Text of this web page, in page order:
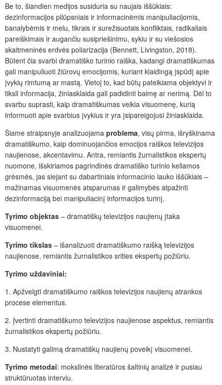
Be to, šiandien medijos susiduria su naujais iššūkiais:
dezinformacijos pliūpsniais ir informacinėmis manipuliacijomis,
banalybėmis ir melu, tikrais ir surežisuotais konfliktais, radikaliais
pareiškimais ir augančiu susipriešinimu, sykiu ir su viešosios
skaitmeninės erdvės poliarizacija (Bennett, Livingston, 2018).
Būtent čia svarbi dramatiško turinio raiška, kadangi dramatiškumas
gali manipuliuoti žiūrovų emocijomis, kuriant klaidingą įspūdį apie
įvykių rimtumą ar mastą. Vietoj to, kad būtų pateikiama objektyvi ir
tiksli informacija, žiniasklaida gali padidinti baimę ar nerimą. Dėl to
svarbu suprasti, kaip dramatiškumas veikia visuomenę, kurią
informuoti apie svarbius įvykius ir yra įsipareigojusi žiniasklaida.
Šiame straipsnyje analizuojama problema, visų pirma, išryškinama
dramatiškumo, kaip dominuojančios emocijos raiškos televizijos
naujienose, akcentavimu. Antra, remiantis žurnalistikos ekspertų
nuomone, išskiriamos pagrindinės dramatiško turinio keliamos
grėsmės, jas siejant su dabartiniais informacinio lauko iššūkiais –
mažinamas visuomenės atsparumas ir galimybės atpažinti
dezinformaciją bei manipuliacinį informacijos turinį.
Tyrimo objektas – dramatiškų televizijos naujienų įtaka
visuomenei.
Tyrimo tikslas – išanalizuoti dramatiškumo raišką televizijos
naujienose, remiantis žurnalistikos srities ekspertų požiūriu.
Tyrimo uždaviniai:
1. Apžvelgti dramatiškumo raiškos televizijos naujienų atrankos
procese elementus.
2. Įvertinti dramatiškumo televizijos naujienose aspektus, remiantis
žurnalistikos ekspertų požiūriu.
3. Nustatyti galimą dramatiškų naujienų poveikį visuomenei.
Tyrimo metodai: mokslinės literatūros šaltinių analizė ir pusiau
struktūruotas interviu.